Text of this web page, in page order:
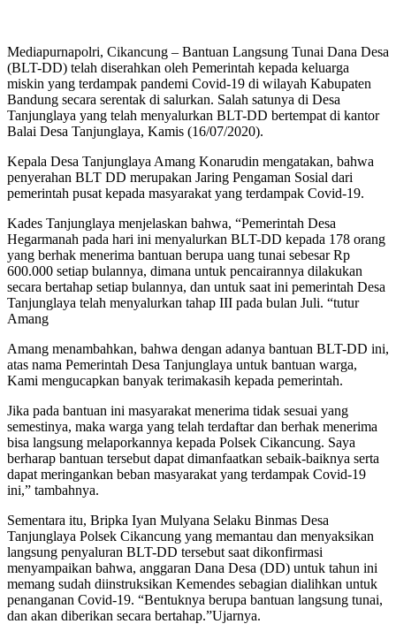
Mediapurnapolri, Cikancung – Bantuan Langsung Tunai Dana Desa
(BLT-DD) telah diserahkan oleh Pemerintah kepada keluarga
miskin yang terdampak pandemi Covid-19 di wilayah Kabupaten
Bandung secara serentak di salurkan. Salah satunya di Desa
Tanjunglaya yang telah menyalurkan BLT-DD bertempat di kantor
Balai Desa Tanjunglaya, Kamis (16/07/2020).
Kepala Desa Tanjunglaya Amang Konarudin mengatakan, bahwa
penyerahan BLT DD merupakan Jaring Pengaman Sosial dari
pemerintah pusat kepada masyarakat yang terdampak Covid-19.
Kades Tanjunglaya menjelaskan bahwa, “Pemerintah Desa
Hegarmanah pada hari ini menyalurkan BLT-DD kepada 178 orang
yang berhak menerima bantuan berupa uang tunai sebesar Rp
600.000 setiap bulannya, dimana untuk pencairannya dilakukan
secara bertahap setiap bulannya, dan untuk saat ini pemerintah Desa
Tanjunglaya telah menyalurkan tahap III pada bulan Juli. “tutur
Amang
Amang menambahkan, bahwa dengan adanya bantuan BLT-DD ini,
atas nama Pemerintah Desa Tanjunglaya untuk bantuan warga,
Kami mengucapkan banyak terimakasih kepada pemerintah.
Jika pada bantuan ini masyarakat menerima tidak sesuai yang
semestinya, maka warga yang telah terdaftar dan berhak menerima
bisa langsung melaporkannya kepada Polsek Cikancung. Saya
berharap bantuan tersebut dapat dimanfaatkan sebaik-baiknya serta
dapat meringankan beban masyarakat yang terdampak Covid-19
ini,” tambahnya.
Sementara itu, Bripka Iyan Mulyana Selaku Binmas Desa
Tanjunglaya Polsek Cikancung yang memantau dan menyaksikan
langsung penyaluran BLT-DD tersebut saat dikonfirmasi
menyampaikan bahwa, anggaran Dana Desa (DD) untuk tahun ini
memang sudah diinstruksikan Kemendes sebagian dialihkan untuk
penanganan Covid-19. “Bentuknya berupa bantuan langsung tunai,
dan akan diberikan secara bertahap.”Ujarnya.